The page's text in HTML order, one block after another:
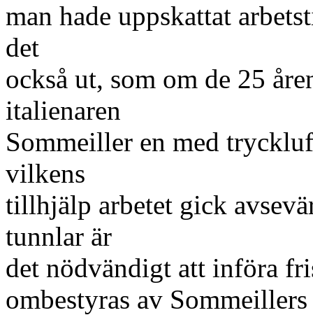
man hade uppskattat
det
också ut, som om de 25
italienaren
Sommeiller en med
vilkens
tillhjälp arbetet gick
tunnlar är
det nödvändigt att införa
ombestyras av